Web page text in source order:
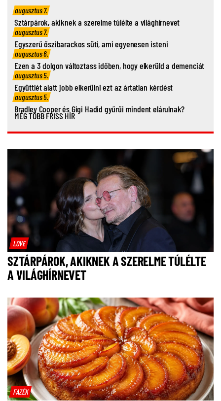
augusztus 7.
Sztárpárok, akiknek a szerelme túlélte a világhírnevet
augusztus 7.
Egyszerű őszibarackos süti, ami egyenesen isteni
augusztus 6.
Ezen a 3 dolgon változtass időben, hogy elkerüld a demenciát
augusztus 5.
Együttlét alatt jobb elkerülni ezt az ártatlan kérdést
augusztus 5.
Bradley Cooper és Gigi Hadid gyűrűi mindent elárulnak?
MÉG TÖBB FRISS HÍR
LOVE
SZTÁRPÁROK, AKIKNEK A SZERELME TÚLÉLTE
A VILÁGHÍRNEVET
FAZÉK